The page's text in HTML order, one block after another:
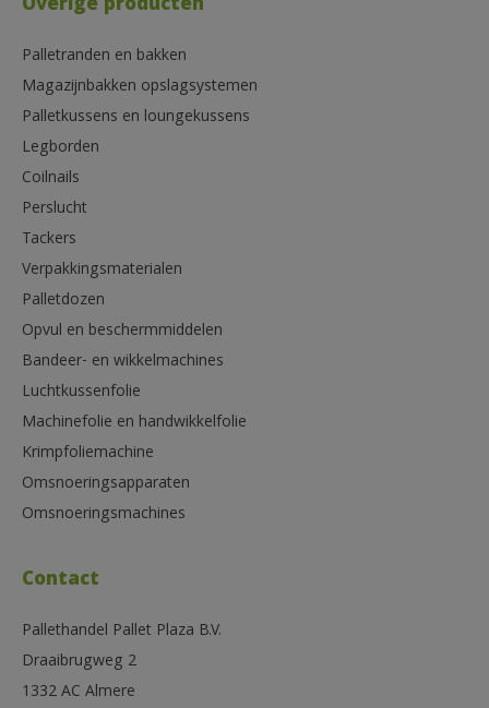
Overige producten
Palletranden en bakken
Magazijnbakken opslagsystemen
Palletkussens en loungekussens
Legborden
Coilnails
Perslucht
Tackers
Verpakkingsmaterialen
Palletdozen
Opvul en beschermmiddelen
Bandeer- en wikkelmachines
Luchtkussenfolie
Machinefolie en handwikkelfolie
Krimpfoliemachine
Omsnoeringsapparaten
Omsnoeringsmachines
Contact
Pallethandel Pallet Plaza B.V.
Draaibrugweg 2
1332 AC Almere